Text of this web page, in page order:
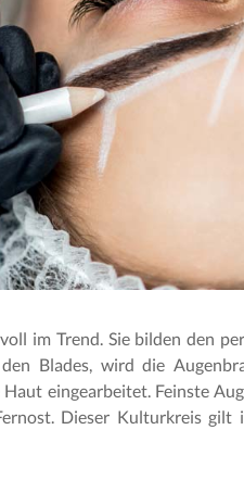
im Trend. Sie bilden den
den Blades, wird die
eingearbeitet. Feinste
Dieser Kulturkreis